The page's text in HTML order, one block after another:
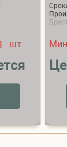
шт.